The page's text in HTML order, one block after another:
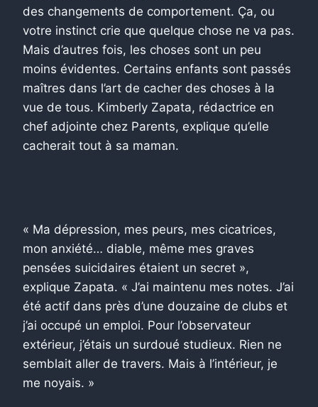
des changements de comportement. Ça, ou
votre instinct crie que quelque chose ne va pas.
Mais d’autres fois, les choses sont un peu
moins évidentes. Certains enfants sont passés
maîtres dans l’art de cacher des choses à la
vue de tous. Kimberly Zapata, rédactrice en
chef adjointe chez Parents, explique qu’elle
cacherait tout à sa maman.
« Ma dépression, mes peurs, mes cicatrices,
mon anxiété… diable, même mes graves
pensées suicidaires étaient un secret »,
explique Zapata. « J’ai maintenu mes notes. J’ai
été actif dans près d’une douzaine de clubs et
j’ai occupé un emploi. Pour l’observateur
extérieur, j’étais un surdoué studieux. Rien ne
semblait aller de travers. Mais à l’intérieur, je
me noyais. »